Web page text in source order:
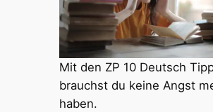
Mit den ZP 10 Deutsch
brauchst du keine Angst
haben.